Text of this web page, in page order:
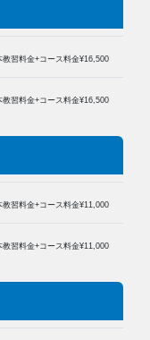
習料金+コース料金¥16,500
習料金+コース料金¥16,500
習料金+コース料金¥11,000
習料金+コース料金¥11,000